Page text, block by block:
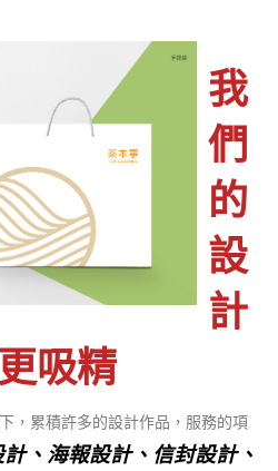
我
們
的
設
計
吸精
，累積許多的設計作品，服務的項
、海報設計、信封設計、